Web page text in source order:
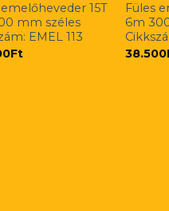
emelőheveder 15T
mm széles
EMEL 113
Ft
Füles
6m
38.500